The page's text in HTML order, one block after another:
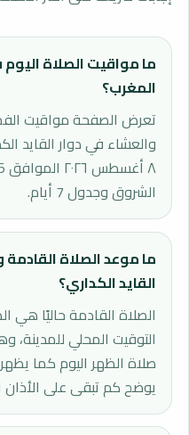
ما مواقيت الصلاة اليوم
المغرب؟
تعرض الصفحة مواقيت
والعشاء في دوار القايد
الشروق وجدول 7 أيام.
ما موعد الصلاة
القايد الكداري؟
التوقيت المحلي
صلاة الظهر اليوم كما
يوضح كم تبقى على الأذان